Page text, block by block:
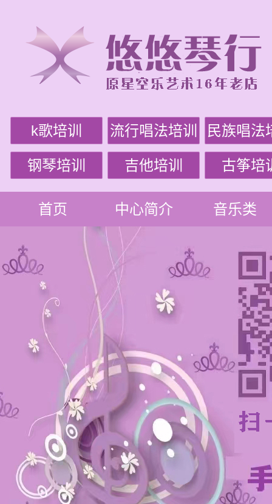
k歌培训 流行唱法培训 民族唱法
钢琴培训 吉他培训 古筝培
首页 中心简介 音乐类